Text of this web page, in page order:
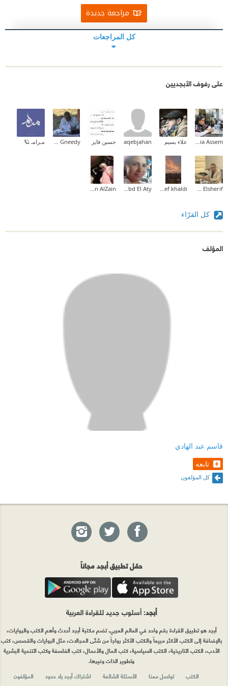
مراجعة جديدة
كل المراجعات
على رفوف الأبجديين
علاء بسيم aqebjahan حسين فايز مـرامـ 🪐
كل القرّاء
المؤلف
قاسم عبد الهادي
تابعه
كل المؤلفون
حمّل تطبيق أبجد مجاناً
أبجد: أسلوب جديد للقراءة العربية
أبجد هو تطبيق القراءة رقم واحد في العالم العربي. تضم مكتبة أبجد أحدث وأهم الكتب والروايات،
بالإضافة إلى الكتب الأكثر مبيعاً والكتب الأكثر رواجاً من شتّى المجالات، مثل الروايات والقصص، كتب
الأدب، الكتب التاريخية، الكتب السياسية، كتب المال والأعمال، كتب الفلسفة وكتب التنمية البشرية
وتطوير الذات وغيرها.
الكتب
تواصل معنا الأسئلة الشائعة اشتراك أبجد بلا حدود المؤلفون